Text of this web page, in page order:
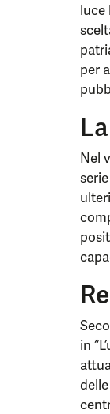
luce
per
Nel
in